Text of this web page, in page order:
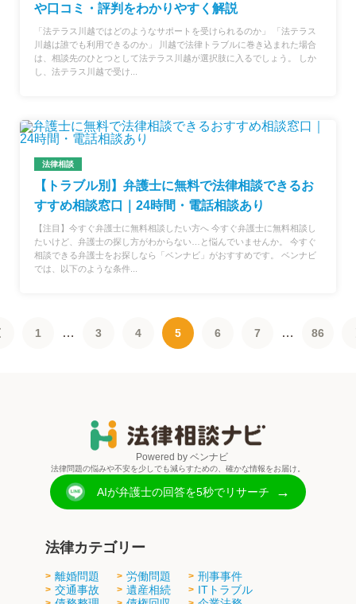
や口コミ・評判をわかりやすく解説
「法テラス川越ではどのようなサポートを受けられるのか」 「法テラス
川越は誰でも利用できるのか」 川越で法律トラブルに巻き込まれた場合
は、相談先のひとつとして法テラス川越が選択肢に入るでしょう。 しか
し、法テラス川越で受け...
法律相談
【トラブル別】弁護士に無料で法律相談できるお
すすめ相談窓口｜24時間・電話相談あり
【注目】今すぐ弁護士に無料相談したい方へ 今すぐ弁護士に無料相談し
たいけど、弁護士の探し方がわからない…と悩んでいませんか。 今すぐ
相談できる弁護士をお探しなら「ベンナビ」がおすすめです。 ベンナビ
では、以下のような条件...
1 … 3 4 5 6 7 … 86
Powered by ベンナビ
法律問題の悩みや不安を少しでも減らすための、確かな情報をお届け。
AIが弁護士の回答を5秒でリサーチ →
法律カテゴリー
離婚問題 労働問題
刑事事件
交通事故
遺産相続
ITトラブル